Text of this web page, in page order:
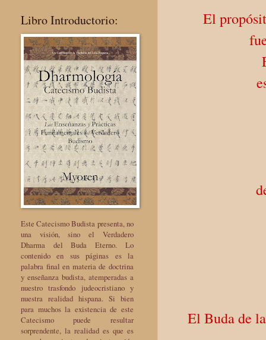
El
El Buda de
Libro Introductorio:
Este Catecismo Budista presenta, no
una visión, sino el Verdadero
Dharma del Buda Eterno. Lo
contenido en sus páginas es la
palabra final en materia de doctrina
y enseñanza budista, atemperadas a
nuestro trasfondo judeocristiano y
nuestra realidad hispana. Si bien
para muchos la existencia de este
Catecismo puede resultar
sorprendente, la realidad es que es